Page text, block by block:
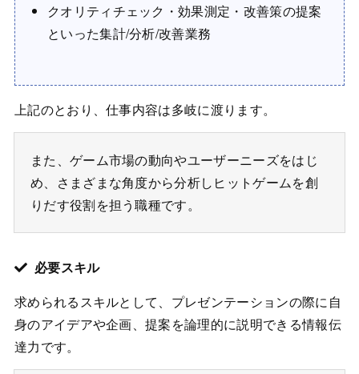
クオリティチェック・効果測定・改善策の提案
といった集計/分析/改善業務
上記のとおり、仕事内容は多岐に渡ります。
また、ゲーム市場の動向やユーザーニーズをはじ
め、さまざまな角度から分析しヒットゲームを創
りだす役割を担う職種です。
必要スキル
求められるスキルとして、プレゼンテーションの際に自
身のアイデアや企画、提案を論理的に説明できる情報伝
達力です。